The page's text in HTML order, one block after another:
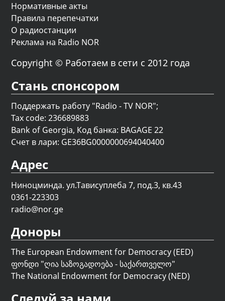
Нормативные акты
Правила перепечатки
О радиостанции
Реклама на Radio NOR
Copyright © Работаем в сети с 2012 года
Стань спонсором
Поддержать работу "Radio - TV NOR";
Tax code: 236689883
Bank of Georgia, Код банка: BAGAGE 22
Счет в лари: GE36BG0000000694040400
Адрес
Ниноцминда. ул.Тависуплеба 7, под.3, кв.43
0361-223303
radio@nor.ge
Доноры
The European Endowment for Democracy (EED)
ფონდი "ღია საზოგადოება - საქართველო"
The National Endowment for Democracy (NED)